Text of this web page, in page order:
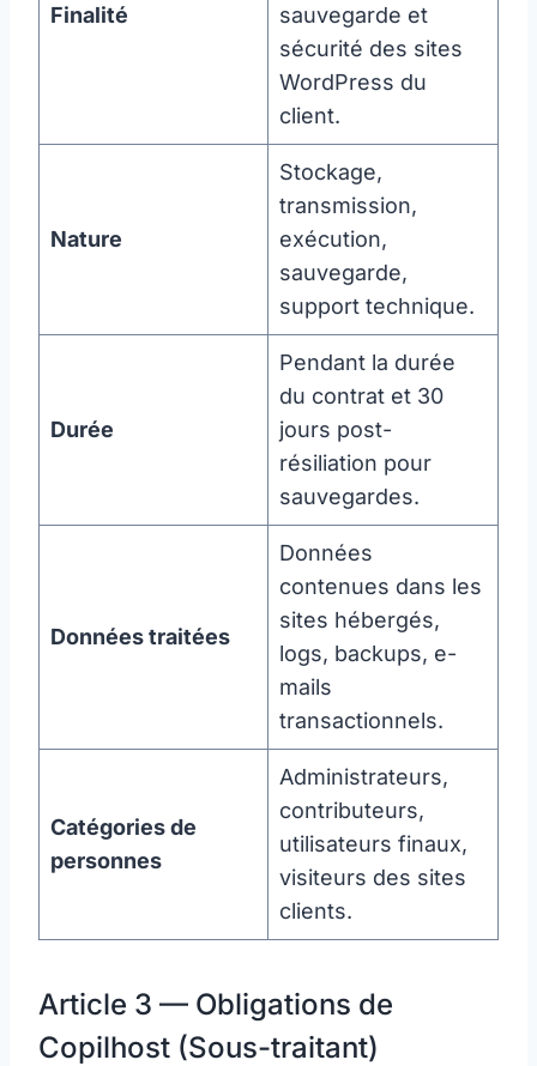
Finalité
sauvegarde et
sécurité des sites
WordPress du
client.
Nature
Stockage,
transmission,
exécution,
sauvegarde,
support technique.
Durée
Pendant la durée
du contrat et 30
jours post-
résiliation pour
sauvegardes.
Données traitées
Données
contenues dans les
sites hébergés,
logs, backups, e-
mails
transactionnels.
Catégories de
personnes
Administrateurs,
contributeurs,
utilisateurs finaux,
visiteurs des sites
clients.
Article 3 — Obligations de
Copilhost (Sous-traitant)